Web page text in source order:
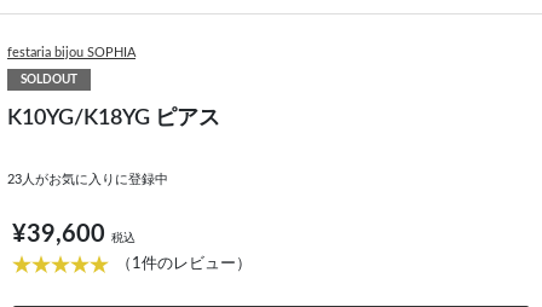
festaria bijou SOPHIA
SOLDOUT
K10YG/K18YG ピアス
23 人がお気に入りに登録中
¥39,600 税込
（1件のレビュー）